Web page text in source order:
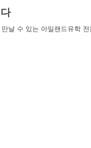
날 수 있는 아일랜드유학